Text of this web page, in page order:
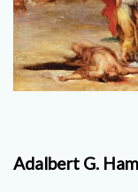
Adalbert G.